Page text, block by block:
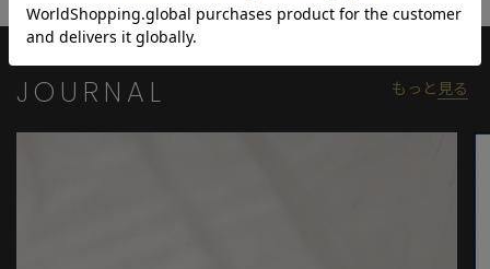
通気性が良く蒸れにくいため、快適さを保ちながら夏の街歩きや
リゾートなどあらゆるシーンで活躍します。
モデル:身長:185cm バスト:90cm ウエスト:77cm ヒップ:92cm 着
用サイズ:03(L)
JOURNAL もっと 見る